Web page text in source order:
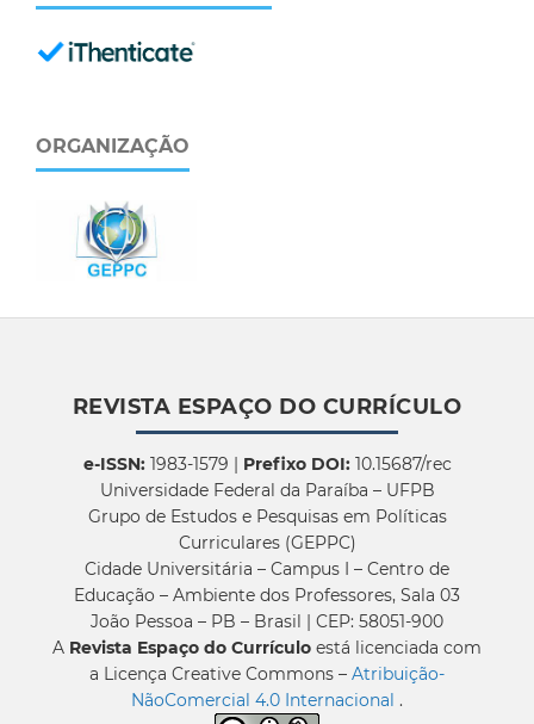
ORGANIZAÇÃO
REVISTA ESPAÇO DO CURRÍCULO
e-ISSN:1983-1579 | Prefixo DOI:10.15687/rec
Universidade Federal da Paraíba – UFPB
Grupo de Estudos e Pesquisas em Políticas
Curriculares (GEPPC)
Cidade Universitária – Campus I – Centro de
Educação – Ambiente dos Professores, Sala 03
João Pessoa – PB – Brasil | CEP: 58051-900
A Revista Espaço do Currículo está licenciada com
a Licença Creative Commons – Atribuição-
NãoComercial 4.0 Internacional .